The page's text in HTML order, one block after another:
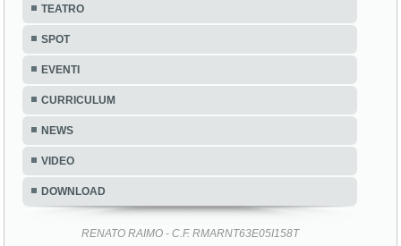
TEATRO
SPOT
EVENTI
CURRICULUM
NEWS
VIDEO
DOWNLOAD
RENATO RAIMO - C.F. RMARNT63E05I158T